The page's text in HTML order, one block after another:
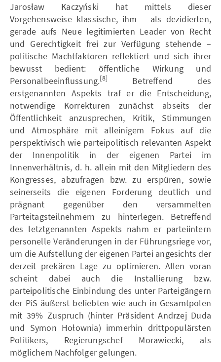
Jarosław Kaczyński hat mittels dieser
Vorgehensweise klassische, ihm – als dezidierten,
gerade aufs Neue legitimierten Leader von Recht
und Gerechtigkeit frei zur Verfügung stehende –
politische Machtfaktoren reflektiert und sich ihrer
bewusst bedient: öffentliche Wirkung und
Personalbeeinflussung.[8]
Betreffend des
erstgenannten Aspekts traf er die Entscheidung,
notwendige Korrekturen zunächst abseits der
Öffentlichkeit anzusprechen, Kritik, Stimmungen
und Atmosphäre mit alleinigem Fokus auf die
perspektivisch wie parteipolitisch relevanten Aspekt
der Innenpolitik in der eigenen Partei im
Innenverhältnis, d. h. allein mit den Mitgliedern des
Kongresses, abzufragen bzw. zu erspüren, sowie
seinerseits die eigenen Forderung deutlich und
prägnant gegenüber den versammelten
Parteitagsteilnehmern zu hinterlegen. Betreffend
des letztgenannten Aspekts nahm er parteiintern
personelle Veränderungen in der Führungsriege vor,
um die Aufstellung der eigenen Partei angesichts der
derzeit prekären Lage zu optimieren. Allen voran
scheint dabei auch die Installierung bzw.
parteipolitische Einbindung des unter Parteigängern
der PiS äußerst beliebten wie auch in Gesamtpolen
mit 39% Zuspruch (hinter Präsident Andrzej Duda
und Symon Hołownia) immerhin drittpopulärsten
Politikers, Regierungschef Morawiecki, als
möglichem Nachfolger gelungen.